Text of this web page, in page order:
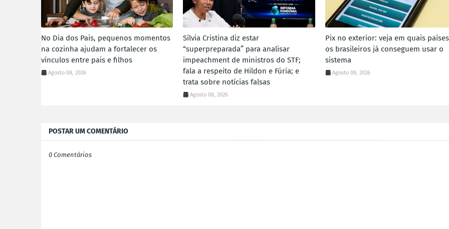
No Dia dos Pais, pequenos momentos
na cozinha ajudam a fortalecer os
vínculos entre pais e filhos
Agosto 08, 2026
Sílvia Cristina diz estar
“superpreparada” para analisar
impeachment de ministros do STF;
fala a respeito de Hildon e Fúria; e
trata sobre notícias falsas
Agosto 08, 2026
Pix no exterior: veja em quais países
os brasileiros já conseguem usar o
sistema
Agosto 08, 2026
POSTAR UM COMENTÁRIO
0 Comentários